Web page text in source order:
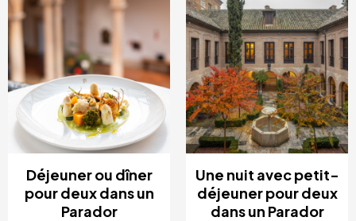
Déjeuner ou dîner
pour deux dans un
Parador
Une nuit avec petit-
déjeuner pour deux
dans un Parador